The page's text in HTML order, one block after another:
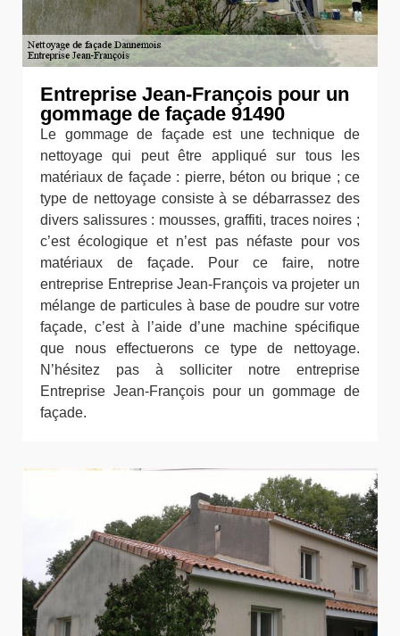
Entreprise Jean-François pour un
gommage de façade 91490
Le gommage de façade est une technique de
nettoyage qui peut être appliqué sur tous les
matériaux de façade : pierre, béton ou brique ; ce
type de nettoyage consiste à se débarrassez des
divers salissures : mousses, graffiti, traces noires ;
c’est écologique et n’est pas néfaste pour vos
matériaux de façade. Pour ce faire, notre
entreprise Entreprise Jean-François va projeter un
mélange de particules à base de poudre sur votre
façade, c’est à l’aide d’une machine spécifique
que nous effectuerons ce type de nettoyage.
N’hésitez pas à solliciter notre entreprise
Entreprise Jean-François pour un gommage de
façade.